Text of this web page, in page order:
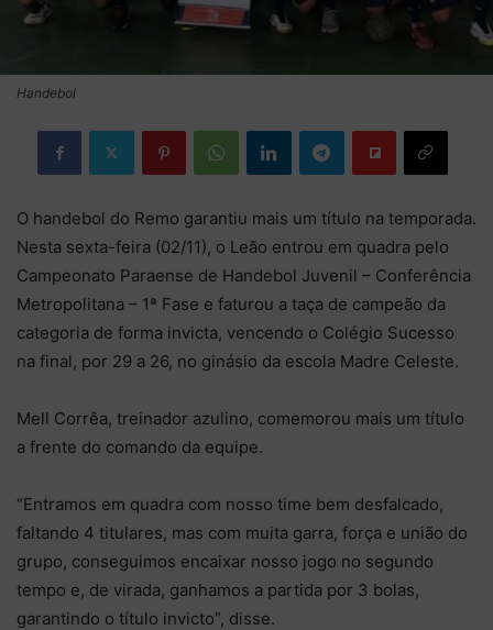
Handebol
O handebol do Remo garantiu mais um título na temporada.
Nesta sexta-feira (02/11), o Leão entrou em quadra pelo
Campeonato Paraense de Handebol Juvenil – Conferência
Metropolitana – 1ª Fase e faturou a taça de campeão da
categoria de forma invicta, vencendo o Colégio Sucesso
na final, por 29 a 26, no ginásio da escola Madre Celeste.
Mell Corrêa, treinador azulino, comemorou mais um título
a frente do comando da equipe.
“Entramos em quadra com nosso time bem desfalcado,
faltando 4 titulares, mas com muita garra, força e união do
grupo, conseguimos encaixar nosso jogo no segundo
tempo e, de virada, ganhamos a partida por 3 bolas,
garantindo o título invicto”, disse.